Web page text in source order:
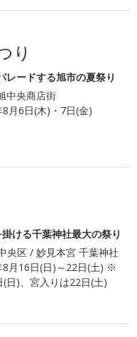
り
レードする旭市の夏祭り
中央商店街
月6日(木)・7日(金)
ける千葉神社最大の祭り
央区 / 妙見本宮 千葉神社
8月16日(日)～22日(土) ※
日)、宮入りは22日(土)